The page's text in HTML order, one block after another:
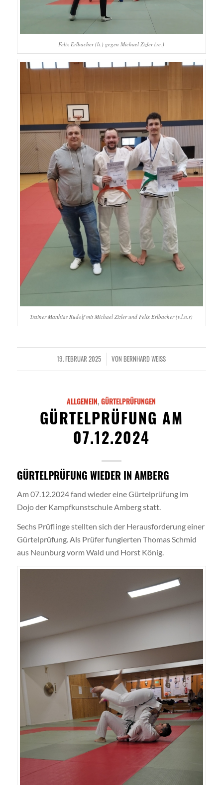
Felix Erlbacher (li.) gegen Michael Zizler (re.)
Trainer Matthias Rudolf mit Michael Zizler und Felix Erlbacher (v.l.n.r)
19. FEBRUAR 2025
/ VONBERNHARD WEISS
ALLGEMEIN,GÜRTELPRÜFUNGEN
GÜRTELPRÜFUNG AM
07.12.2024
GÜRTELPRÜFUNG WIEDER IN AMBERG
Am 07.12.2024 fand wieder eine Gürtelprüfung im
Dojo der Kampfkunstschule Amberg statt.
Sechs Prüflinge stellten sich der Herausforderung einer
Gürtelprüfung. Als Prüfer fungierten Thomas Schmid
aus Neunburg vorm Wald und Horst König.